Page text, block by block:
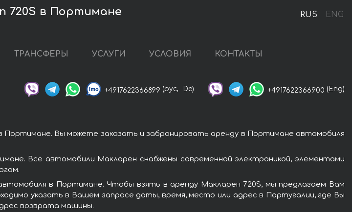
RUS ENG
720S в Портимане
ТРАНСФЕРЫ УСЛУГИ УСЛОВИЯ КОНТАКТЫ
+4917622366899 (рус, De) +4917622366900 (Eng)
Вы можете заказать и забронировать аренду в Портимане автомобиля
Все автомобили Макларен снабжены современной электроникой, элементами
в Портимане. Чтобы взять в аренду Макларен 720S, мы предлагаем Вам
указать в Вашем запросе даты, время, место или адрес в Португалии, где Вы
возврата машины.